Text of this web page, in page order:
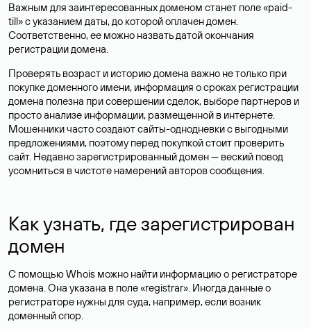
Важным для заинтересованных доменом станет поле «paid-
till» с указанием даты, до которой оплачен домен.
Соответственно, ее можно назвать датой окончания
регистрации домена.
Проверять возраст и историю домена важно не только при
покупке доменного имени, информация о сроках регистрации
домена полезна при совершении сделок, выборе партнеров и
просто анализе информации, размещенной в интернете.
Мошенники часто создают сайты-однодневки с выгодными
предложениями, поэтому перед покупкой стоит проверить
сайт. Недавно зарегистрированный домен — веский повод
усомниться в чистоте намерений авторов сообщения.
Как узнать, где зарегистрирован
домен
С помощью Whois можно найти информацию о регистраторе
домена. Она указана в поле «registrar». Иногда данные о
регистраторе нужны для суда, например, если возник
доменный спор.